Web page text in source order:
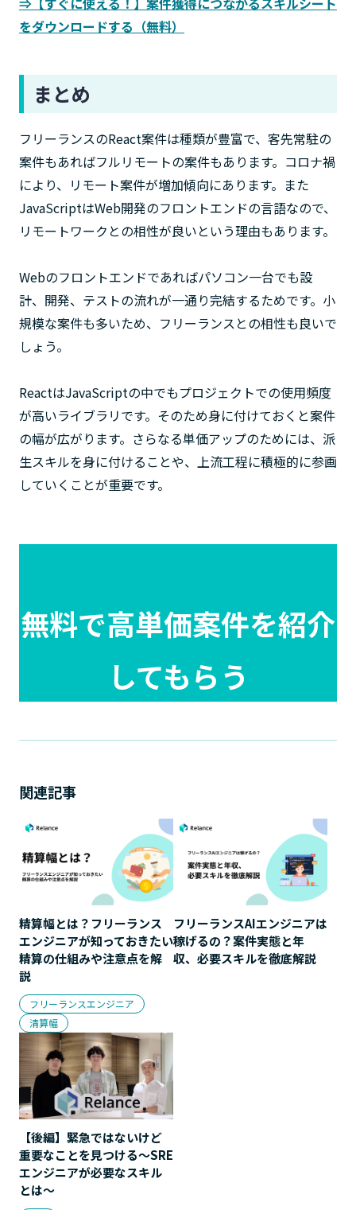
をダウンロードする（無料）
まとめ
フリーランスのReact案件は種類が豊富で、客先常駐の
案件もあればフルリモートの案件もあります。コロナ禍
により、リモート案件が増加傾向にあります。また
JavaScriptはWeb開発のフロントエンドの言語なので、
リモートワークとの相性が良いという理由もあります。
Webのフロントエンドであればパソコン一台でも設
計、開発、テストの流れが一通り完結するためです。小
規模な案件も多いため、フリーランスとの相性も良いで
しょう。
ReactはJavaScriptの中でもプロジェクトでの使用頻度
が高いライブラリです。そのため身に付けておくと案件
の幅が広がります。さらなる単価アップのためには、派
生スキルを身に付けることや、上流工程に積極的に参画
していくことが重要です。
無料で高単価案件を紹介
してもらう
関連記事
精算幅とは？フリーランス
エンジニアが知っておきたい
精算の仕組みや注意点を解
説
フリーランスエンジニア
清算幅
フリーランスAIエンジニアは
稼げるの？案件実態と年
収、必要スキルを徹底解説
【後編】緊急ではないけど
重要なことを見つける〜SRE
エンジニアが必要なスキル
とは〜